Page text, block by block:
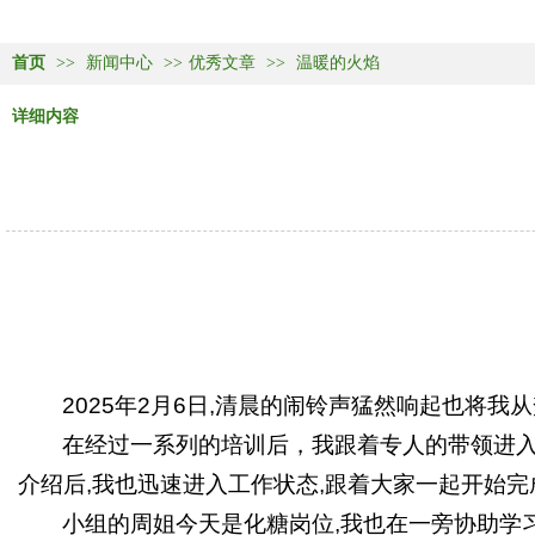
首页 >> 新闻中心 >> 优秀文章 >> 温暖的火焰
详细内容
2025年2 月 6 日 ,清晨的闹铃声猛然响起也将我
在经过一系列的培训后，我跟着专人的带领进
介绍后,我也迅速进入工作状态,跟着大家一起开始
小组的周姐今天是化糖岗位,我也在一旁协助学